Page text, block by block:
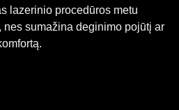
lazerinio procedūros metu
nes sumažina deginimo pojūtį ar